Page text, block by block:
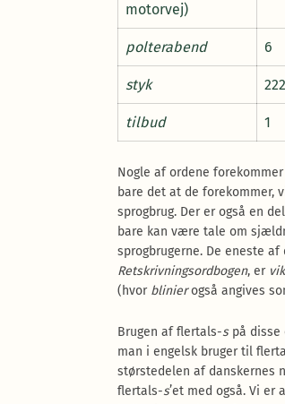
motorvej)
polterabend 6
styk 222
tilbud 1
Nogle af ordene
bare det at de forekommer,
sprogbrug. Der er også en
bare kan være tale om
sprogbrugerne. De eneste af
Retskrivningsordbogen, er
(hvor blinierogså angives
Brugen af flertals-spå disse
man i engelsk bruger til
størstedelen af danskernes
flertals-s’et med også. Vi